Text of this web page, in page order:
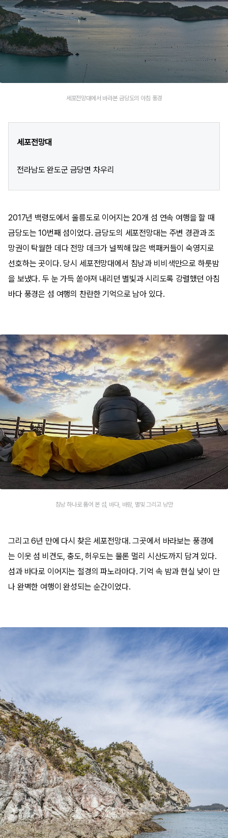
세포전망대에서 바라본 금당도의 아침 풍경
세포전망대
전라남도 완도군 금당면 차우리
2017년 백령도에서 울릉도로 이어지는 20개 섬 연속 여행을 할 때
금당도는 10번째 섬이었다. 금당도의 세포전망대는 주변 경관과 조
망권이 탁월한 데다 전망 데크가 널찍해 많은 백패커들이 숙영지로
선호하는 곳이다. 당시 세포전망대에서 침낭과 비비색만으로 하룻밤
을 보냈다. 두 눈 가득 쏟아져 내리던 별빛과 시리도록 강렬했던 아침
바다 풍경은 섬 여행의 찬란한 기억으로 남아 있다.
침낭 하나로 품어 본 섬, 바다, 바람, 별빛 그리고 낭만
그리고 6년 만에 다시 찾은 세포전망대. 그곳에서 바라보는 풍경에
는 이웃 섬 비견도, 충도, 허우도는 물론 멀리 시산도까지 담겨 있다.
섬과 바다로 이어지는 절경의 파노라마다. 기억 속 밤과 현실 낮이 만
나 완벽한 여행이 완성되는 순간이었다.